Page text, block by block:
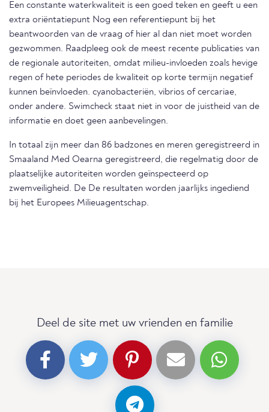
Een constante waterkwaliteit is een goed teken en geeft u een
extra oriëntatiepunt Nog een referentiepunt bij het
beantwoorden van de vraag of hier al dan niet moet worden
gezwommen. Raadpleeg ook de meest recente publicaties van
de regionale autoriteiten, omdat milieu-invloeden zoals hevige
regen of hete periodes de kwaliteit op korte termijn negatief
kunnen beïnvloeden. cyanobacteriën, vibrios of cercariae,
onder andere. Swimcheck staat niet in voor de juistheid van de
informatie en doet geen aanbevelingen.
In totaal zijn meer dan 86 badzones en meren geregistreerd in
Smaaland Med Oearna geregistreerd, die regelmatig door de
plaatselijke autoriteiten worden geïnspecteerd op
zwemveiligheid. De De resultaten worden jaarlijks ingediend
bij het Europees Milieuagentschap.
Deel de site met uw vrienden en familie